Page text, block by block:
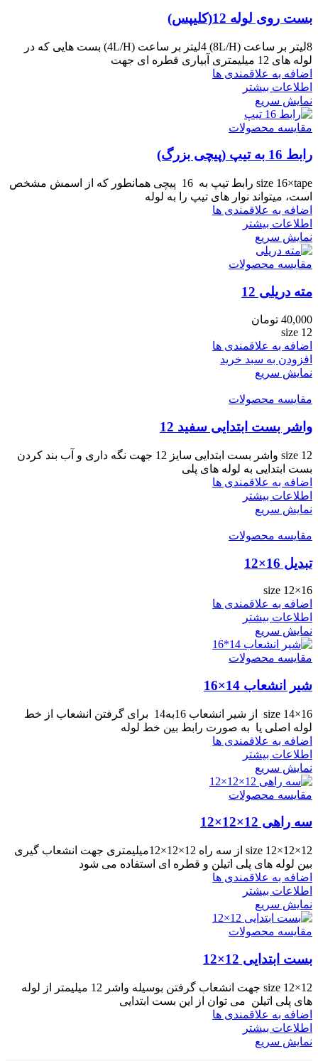
بست روی لوله 12(کلیپس)
8لیتر بر ساعت (8L/H) 4لیتر بر ساعت (4L/H) بست هایی که در
لوله های 12 میلیمتری آبیاری قطره ای جهت
اضافه به علاقمندی ها
اطلاعات بیشتر
نمایش سریع
مقایسه محصولات
رابط 16 به تیپ (پیچی بزرگ)
size 16×tape رابط تیپ به 16 پیچی همانطور که از اسمش مشخص
است، میتواند نوار های تیپ را به لوله
اضافه به علاقمندی ها
اطلاعات بیشتر
نمایش سریع
مقایسه محصولات
مته دریلی 12
40,000 تومان
size 12
اضافه به علاقمندی ها
افزودن به سبد خرید
نمایش سریع
مقایسه محصولات
واشر بست ابتدایی سفید 12
size 12 واشر بست ابتدایی سایز 12 جهت نگه داری و آب بند کردن
بست ابتدایی به لوله های پلی
اضافه به علاقمندی ها
اطلاعات بیشتر
نمایش سریع
مقایسه محصولات
تبدیل 16×12
size 12×16
اضافه به علاقمندی ها
اطلاعات بیشتر
نمایش سریع
مقایسه محصولات
شیر انشعاب 14×16
size 14×16 از شیر انشعاب 16به14 برای گرفتن انشعاب از خط
لوله اصلی یا به صورت رابط بین خط لوله
اضافه به علاقمندی ها
اطلاعات بیشتر
نمایش سریع
مقایسه محصولات
سه راهی 12×12×12
size 12×12×12 از سه راه 12×12×12میلیمتری جهت انشعاب گیری
بین لوله های پلی اتیلن و قطره ای استفاده می شود
اضافه به علاقمندی ها
اطلاعات بیشتر
نمایش سریع
مقایسه محصولات
بست ابتدایی 12×12
size 12×12 جهت انشعاب گرفتن بوسیله واشر 12 میلیمتر از لوله
های پلی اتیلن می توان از این بست ابتدایی
اضافه به علاقمندی ها
اطلاعات بیشتر
نمایش سریع